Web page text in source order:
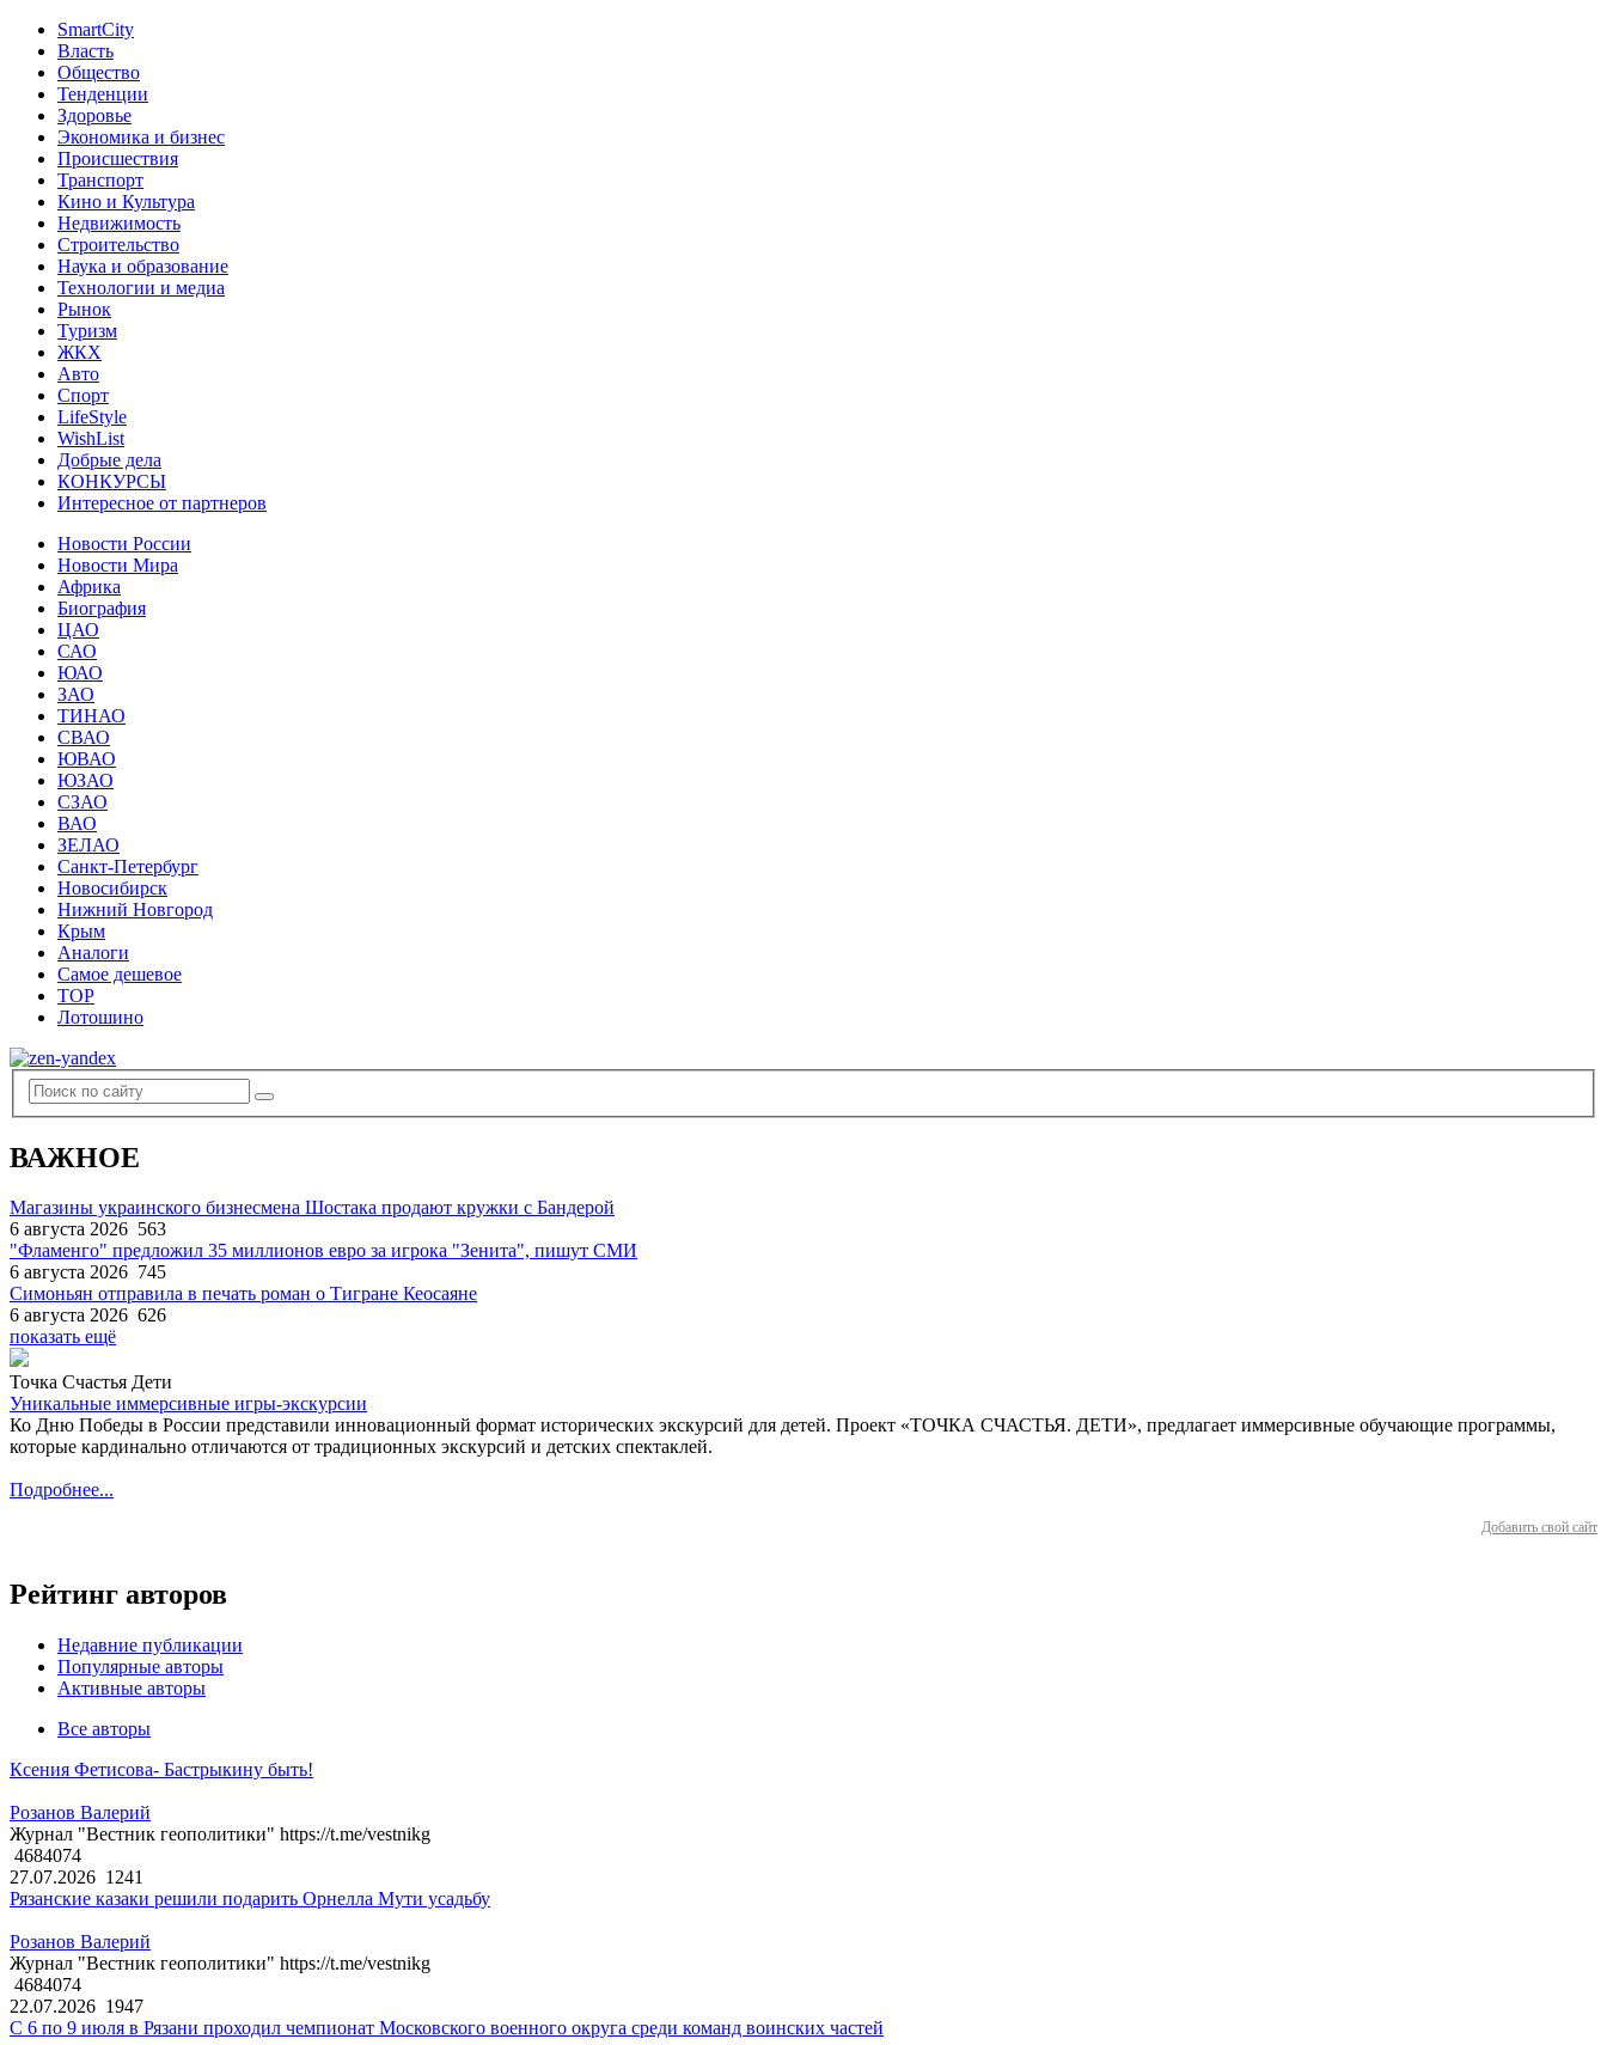
SmartCity
Власть
Общество
Тенденции
Здоровье
Экономика и бизнес
Происшествия
Транспорт
Кино и Культура
Недвижимость
Строительство
Наука и образование
Технологии и медиа
Рынок
Туризм
ЖКХ
Авто
Спорт
LifeStyle
WishList
Добрые дела
КОНКУРСЫ
Интересное от партнеров
Новости России
Новости Мира
Африка
Биография
ЦАО
САО
ЮАО
ЗАО
ТИНАО
СВАО
ЮВАО
ЮЗАО
СЗАО
ВАО
ЗЕЛАО
Санкт-Петербург
Новосибирск
Нижний Новгород
Крым
Аналоги
Самое дешевое
TOP
Лотошино
ВАЖНОЕ
Магазины украинского бизнесмена Шостака продают кружки с Бандерой
6 августа 2026 563
"Фламенго" предложил 35 миллионов евро за игрока "Зенита", пишут СМИ
6 августа 2026 745
Симоньян отправила в печать роман о Тигране Кеосаяне
6 августа 2026 626
показать ещё
Точка Счастья Дети
Уникальные иммерсивные игры-экскурсии
Ко Дню Победы в России представили инновационный формат исторических экскурсий для детей. Проект «ТОЧКА СЧАСТЬЯ. ДЕТИ», предлагает иммерсивные обучающие программы,
которые кардинально отличаются от традиционных экскурсий и детских спектаклей.
Подробнее...
Добавить свой сайт
Рейтинг авторов
Недавние публикации
Популярные авторы
Активные авторы
Все авторы
Ксения Фетисова- Бастрыкину быть!
Розанов Валерий
Журнал "Вестник геополитики" https://t.me/vestnikg
4684074
27.07.2026 1241
Рязанские казаки решили подарить Орнелла Мути усадьбу
Розанов Валерий
Журнал "Вестник геополитики" https://t.me/vestnikg
4684074
22.07.2026 1947
С 6 по 9 июля в Рязани проходил чемпионат Московского военного округа среди команд воинских частей